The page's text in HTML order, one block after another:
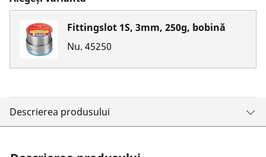
Fittingslot 1S, 3mm, 250g, bobină
Nu. 45250
Descrierea produsului